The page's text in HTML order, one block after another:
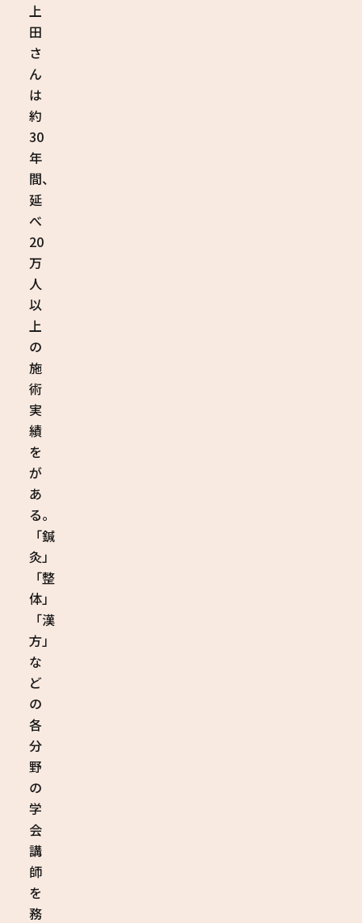
上
田
さ
ん
は
約
30
年
間、
延
べ
20
万
人
以
上
の
施
術
実
績
を
が
あ
る。
「鍼
灸」
「整
体」
「漢
方」
な
ど
の
各
分
野
の
学
会
講
師
を
務